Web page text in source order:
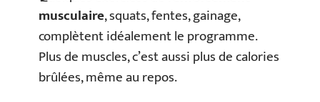
musculaire, squats, fentes, gainage,
complètent idéalement le programme.
Plus de muscles, c’est aussi plus de calories
brûlées, même au repos.